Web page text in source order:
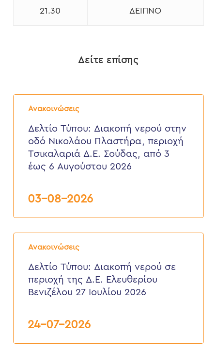
21.30 ΔΕΊΠΝΟ
Δείτε επίσης
Ανακοινώσεις
Δελτίο
Τύπου:
νερού
στην
Νικολάου
Πλαστήρα,
περιοχή
Σούδας,
έως
2026
Δελτίο Τύπου: Διακοπή νερού στην
οδό Νικολάου Πλαστήρα, περιοχή
Τσικαλαριά Δ.Ε. Σούδας, από 3
έως 6 Αυγούστου 2026
03-08-2026
Ανακοινώσεις
Δελτίο
Τύπου:
νερού
περιοχή
2026
Δελτίο Τύπου: Διακοπή νερού σε
περιοχή της Δ.Ε. Ελευθερίου
Βενιζέλου 27 Ιουλίου 2026
24-07-2026